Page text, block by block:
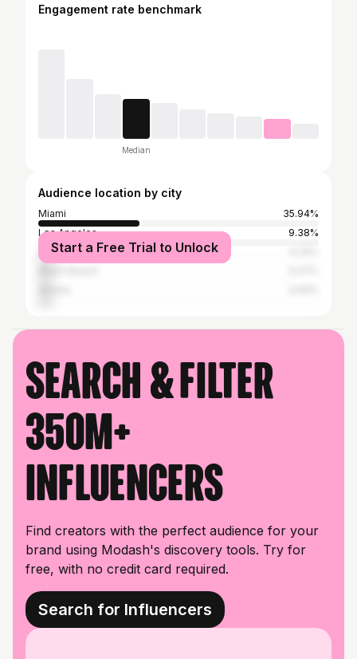
Engagement rate benchmark
Median
Audience location by city
Miami
35.94%
Los Angeles
9.38%
New York City
Start a Free Trial to Unlock
Search & filter
350M+
influencers
Find creators with the perfect audience for your
brand using Modash's discovery tools. Try for
free, with no credit card required.
Search for Influencers